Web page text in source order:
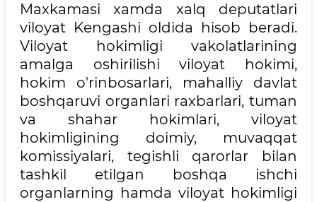
Maxkamasi xamda xalq deputatlari
viloyat Kengashi oldida hisob beradi.
Viloyat hokimligi vakolatlarining
amalga oshirilishi viloyat hokimi,
hokim o'rinbosarlari, mahalliy davlat
boshqaruvi organlari raxbarlari, tuman
va shahar hokimlari, viloyat
hokimligining doimiy, muvaqqat
komissiyalari, tegishli qarorlar bilan
tashkil etilgan boshqa ishchi
organlarning hamda viloyat hokimligi